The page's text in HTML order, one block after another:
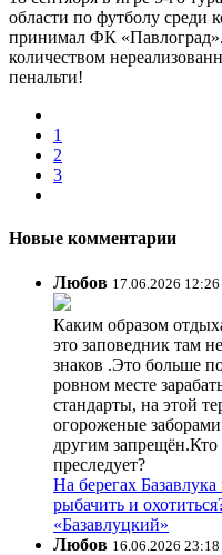
области по футболу среди
принимал ФК
количеством
пенальти!
1
2
3
Новые комментарии
Любов 17.06.2026 12:26
Каким образом
это заповедник там
знаков .Это больше
ровном месте
стандарты, на этой
огороженые
другим запрещён.Кто
преследует?
На берегах
рыбачить и
«Базавлуцкий»
Любов 16.06.2026 23:18